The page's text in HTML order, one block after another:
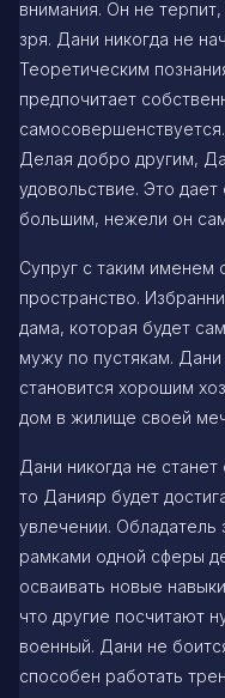
внимания. Он не
зря. Дани никогда не
Теоретическим
предпочитает
Делая добро другим,
удовольствие. Это
большим, нежели он
Супруг с таким именем
пространство.
дама, которая будет
мужу по пустякам.
становится хорошим
дом в жилище своей
Дани никогда не
то Данияр будет
увлечении. Обладатель
рамками одной сферы
осваивать новые
что другие посчитают
военный. Дани не
способен работать